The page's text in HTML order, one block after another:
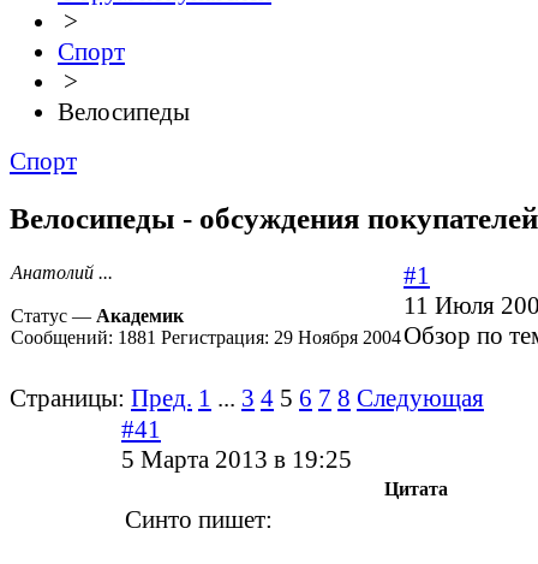
>
Спорт
>
Велосипеды
Спорт
Велосипеды - обсуждения
Анатолий ...
Статус — Академик
Сообщений: 1881 Регистрация: 29 Ноября 2004
#1
11 Июля
Обзор по
Страницы: Пред. 1 ... 3 4 5 6 7 8 Следующая
#41
5 Марта 2013 в 19:25
Цитата
Синто пишет: